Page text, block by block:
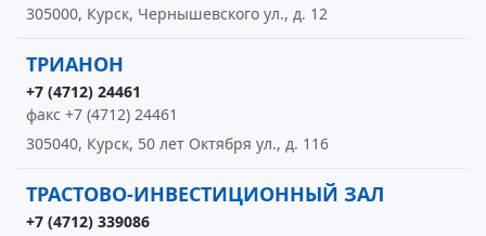
305000, Курск, Чернышевского ул., д. 12
ТРИАНОН
+7 (4712) 24461
факс +7 (4712) 24461
305040, Курск, 50 лет Октября ул., д. 116
ТРАСТОВО-ИНВЕСТИЦИОННЫЙ ЗАЛ
+7 (4712) 339086